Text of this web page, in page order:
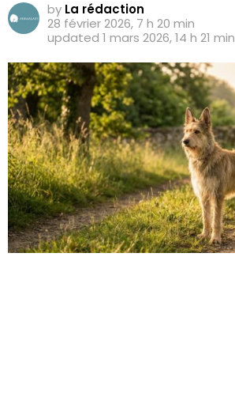
by La rédaction
28 février 2026, 7 h 20 min
updated 1 mars 2026, 14 h 21 min